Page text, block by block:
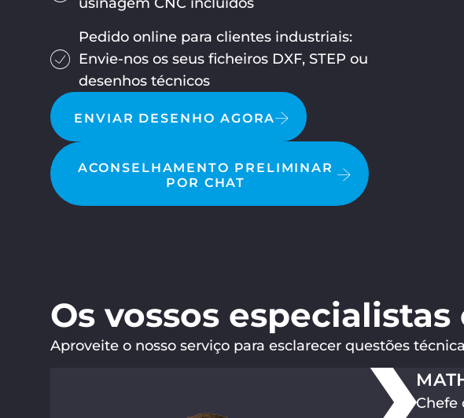
Pedido online para clientes industriais:
Envie-nos os seus ficheiros DXF, STEP ou
desenhos técnicos
ENVIAR DESENHO AGORA
ACONSELHAMENTO PRELIMINAR
POR CHAT
Os vossos
Aproveite o nosso serviço para esclarecer questões
Chefe